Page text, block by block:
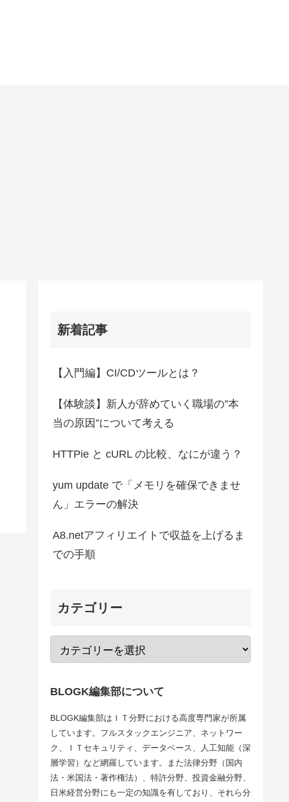
新着記事
【入門編】CI/CDツールとは？
【体験談】新人が辞めていく職場の”本
当の原因”について考える
HTTPie と cURL の比較、なにが違う？
yum update で「メモリを確保できませ
ん」エラーの解決
A8.netアフィリエイトで収益を上げるま
での手順
カテゴリー
BLOGK編集部について
BLOGK編集部はＩＴ分野における高度専門家が所属
しています。フルスタックエンジニア、ネットワー
ク、ＩＴセキュリティ、データベース、人工知能（深
層学習）など網羅しています。また法律分野（国内
法・米国法・著作権法）、特許分野、投資金融分野、
日米経営分野にも一定の知識を有しており、それら分